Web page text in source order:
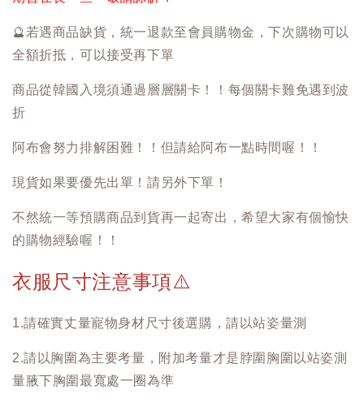
🔮 若遇商品缺貨，統一退款至會員購物金，下次購物可以
全額折抵，可以接受再下單
商品從韓國入境須通過層層關卡！！每個關卡難免遇到波
折
阿布會努力排解困難！！但請給阿布一點時間喔！！
現貨如果要優先出單！請另外下單！
不然統一等預購商品到貨再一起寄出，希望大家有個愉快
的購物經驗喔！！
衣服尺寸注意事項⚠️
1.請確實丈量寵物身材尺寸後選購，請以站姿量測
2.請以胸圍為主要考量，附加考量才是脖圍胸圍以站姿測
量腋下胸圍最寬處一圈為準